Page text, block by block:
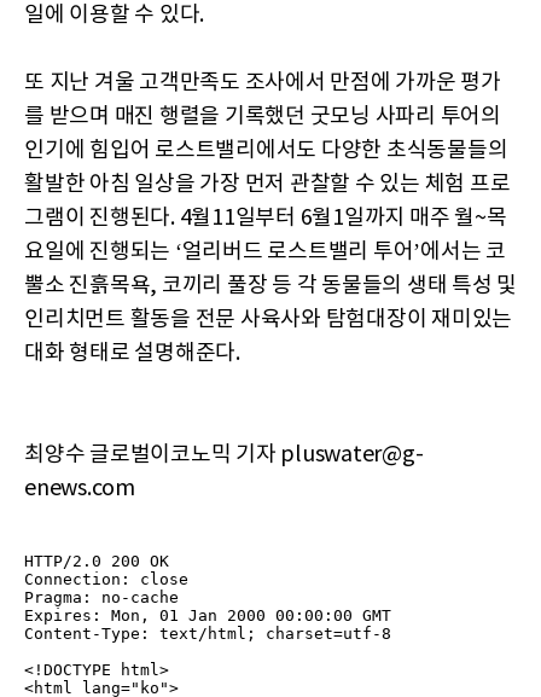
일에 이용할 수 있다.
또 지난 겨울 고객만족도 조사에서 만점에 가까운 평가
를 받으며 매진 행렬을 기록했던 굿모닝 사파리 투어의
인기에 힘입어 로스트밸리에서도 다양한 초식동물들의
활발한 아침 일상을 가장 먼저 관찰할 수 있는 체험 프로
그램이 진행된다. 4월11일부터 6월1일까지 매주 월~목
요일에 진행되는 ‘얼리버드 로스트밸리 투어’에서는 코
뿔소 진흙목욕, 코끼리 풀장 등 각 동물들의 생태 특성 및
인리치먼트 활동을 전문 사육사와 탐험대장이 재미있는
대화 형태로 설명해준다.
최양수 글로벌이코노믹 기자 pluswater@g-
enews.com